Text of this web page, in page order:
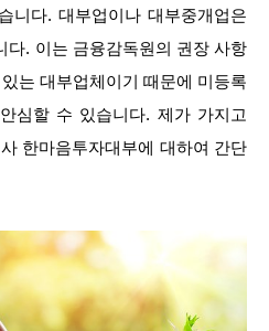
니다. 대부업이나 대부중개업은
다. 이는 금융감독원의 권장 사항
는 대부업체이기 때문에 미등록
심할 수 있습니다. 제가 가지고
한마음투자대부에 대하여 간단